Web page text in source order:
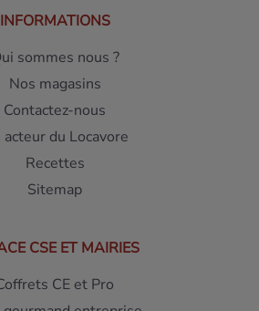
INFORMATIONS
sommes nous ?
Nos magasins
Contactez-nous
acteur du Locavore
Recettes
Sitemap
CSE ET MAIRIES
CE et Pro